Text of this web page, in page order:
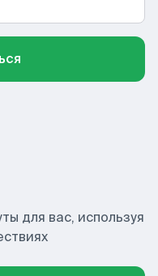
для вас, используя